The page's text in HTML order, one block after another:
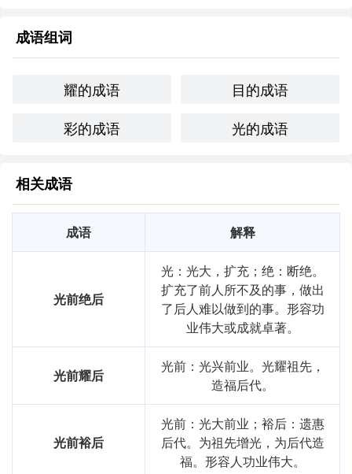
用法 "作谓语、定语；形容颜色鲜艳耀眼"
成语组词
耀的成语
目的成语
彩的成语
光的成语
相关成语
成语 解释
光前绝后
光：光大，扩充；绝：断绝。
扩充了前人所不及的事，做出
了后人难以做到的事。形容功
业伟大或成就卓著。
光前耀后
光前：光兴前业。光耀祖先，
造福后代。
光前裕后
光前：光大前业；裕后：遗惠
后代。为祖先增光，为后代造
福。形容人功业伟大。